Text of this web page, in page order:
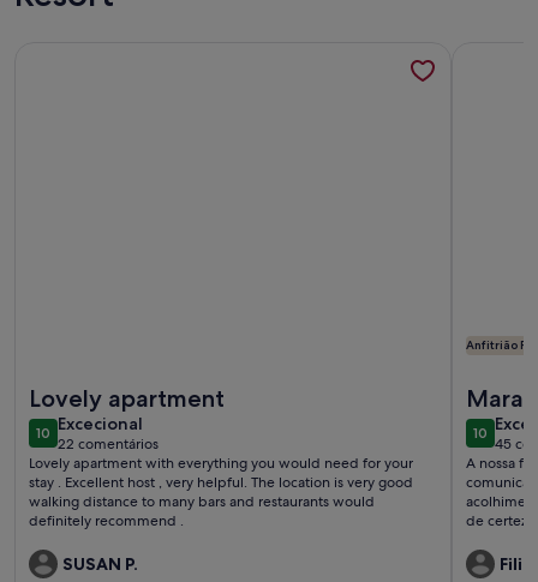
Lovely apartment
1010 de 10
Excecional
excecional
22 comentários
(22
comentários)
Lovely apartment with everything you would need for your
stay . Excellent host , very helpful. The location is very good
walking distance to many bars and restaurants would
definitely recommend .
SUSAN P.
Mais informações sobre o Apartamento novo (2020) Albur
Anfitrião
1010 de 10
45
(45
A nossa
de